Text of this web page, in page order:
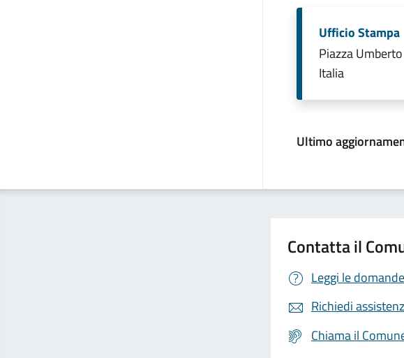
Ufficio Stampa
Piazza
Italia
Ultimo
Contatta il
Leggi le
Richiedi
Chiama il